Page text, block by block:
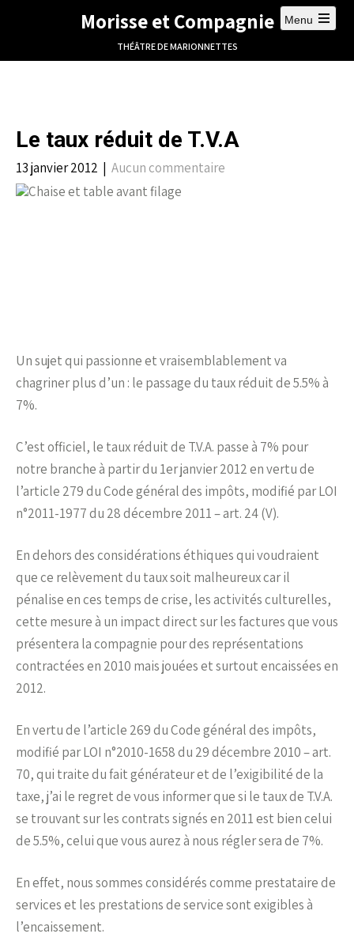
Morisse et Compagnie
THÉÂTRE DE MARIONNETTES
Menu
Le taux réduit de T.V.A
13 janvier 2012 | Aucun commentaire
Un sujet qui passionne et vraisemblablement va
chagriner plus d’un : le passage du taux réduit de 5.5% à
7%.
C’est officiel, le taux réduit de T.V.A. passe à 7% pour
notre branche à partir du 1er janvier 2012 en vertu de
l’article 279 du Code général des impôts, modifié par LOI
n°2011-1977 du 28 décembre 2011 – art. 24 (V).
En dehors des considérations éthiques qui voudraient
que ce relèvement du taux soit malheureux car il
pénalise en ces temps de crise, les activités culturelles,
cette mesure à un impact direct sur les factures que vous
présentera la compagnie pour des représentations
contractées en 2010 mais jouées et surtout encaissées en
2012.
En vertu de l’article 269 du Code général des impôts,
modifié par LOI n°2010-1658 du 29 décembre 2010 – art.
70, qui traite du fait générateur et de l’exigibilité de la
taxe, j’ai le regret de vous informer que si le taux de T.V.A.
se trouvant sur les contrats signés en 2011 est bien celui
de 5.5%, celui que vous aurez à nous régler sera de 7%.
En effet, nous sommes considérés comme prestataire de
services et les prestations de service sont exigibles à
l’encaissement.